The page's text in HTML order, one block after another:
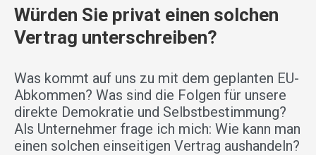
Würden Sie privat einen solchen
Vertrag unterschreiben?
Was kommt auf uns zu mit dem geplanten EU-
Abkommen? Was sind die Folgen für unsere
direkte Demokratie und Selbstbestimmung?
Als Unternehmer frage ich mich: Wie kann man
einen solchen einseitigen Vertrag aushandeln?